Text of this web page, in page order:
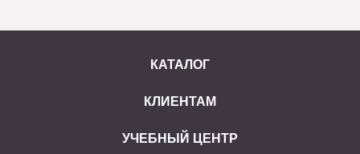
КАТАЛОГ
КЛИЕНТАМ
УЧЕБНЫЙ ЦЕНТР